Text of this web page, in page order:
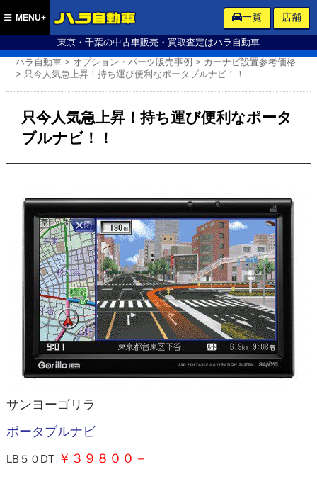
東京・千葉の中古車販売・買取査定はハラ自動車
MENU+ 一覧 店舗
ハラ自動車 > オプション・パーツ販売事例 > カーナビ設置参考価格
> 只今人気急上昇！持ち運び便利なポータブルナビ！！
只今人気急上昇！持ち運び便利なポータ
ブルナビ！！
サンヨーゴリラ
ポータブルナビ
LB５０DT￥３９８００－